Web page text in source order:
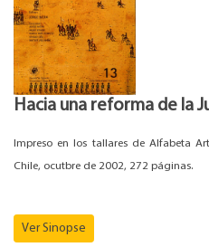
Hacia una reforma de la
Impreso en los tallares de Alfabeta
Chile, ocutbre de 2002, 272 páginas.
Ver Sinopse